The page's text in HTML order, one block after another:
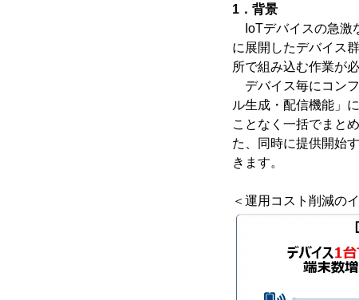
1．背景
IoTデバイスの急激
に展開したデバイス
所で組み込む作業が
デバイス毎にコン
ル生成・配信機能」
ことなく一括でまと
た、同時に提供開始
きます。
＜運用コスト削減の